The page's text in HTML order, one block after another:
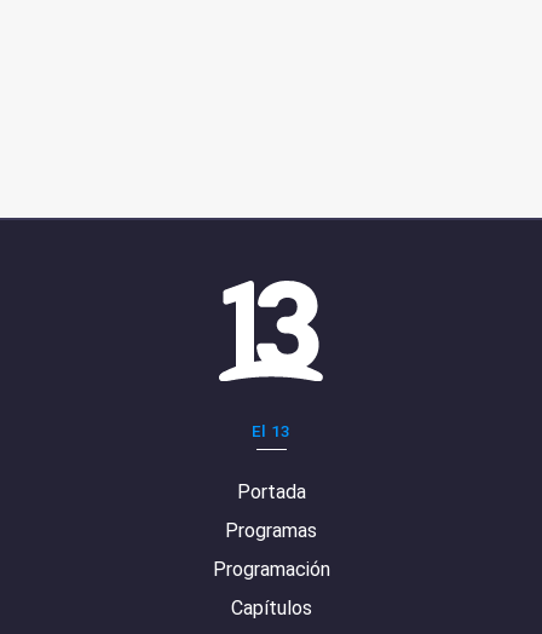
El 13
Portada
Programas
Programación
Capítulos